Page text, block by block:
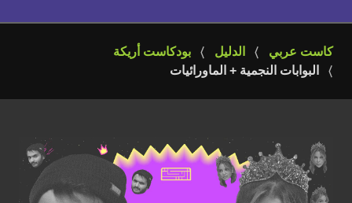
كاست عربي الدليل
بودكاست أريكة
البوابات النجمية + الماورائيات